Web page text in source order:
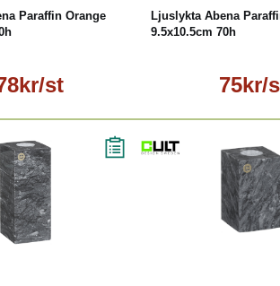
Paraffin Orange
st
Ljuslykta Abena
9.5x10.5cm 70h
75kr/